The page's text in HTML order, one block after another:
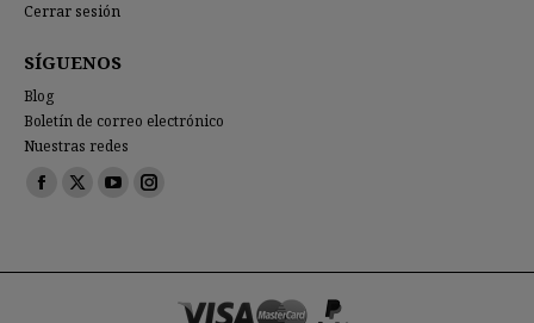
Cerrar sesión
SÍGUENOS
Blog
Boletín de correo electrónico
Nuestras redes
Encuéntranos en:
Facebook
X
YouTubeInstagram